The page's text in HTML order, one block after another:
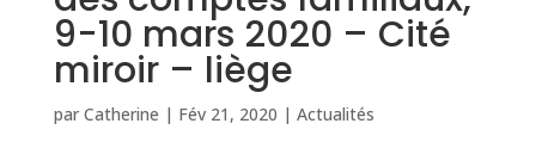
9-10 mars 2020 – Cité
miroir – liège
par Catherine | Fév 21, 2020 | Actualités